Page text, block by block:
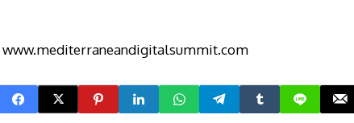
www.mediterraneandigitalsummit.com